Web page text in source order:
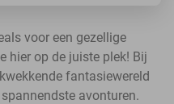
voor een gezellige
hier op de juiste plek! Bij
fantasiewereld
avonturen.